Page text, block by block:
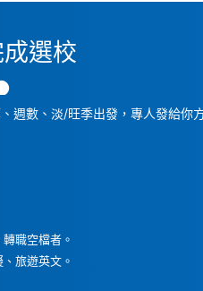
選校
週數、淡/旺季出發，專人發給你
職空檔者。
旅遊英文。